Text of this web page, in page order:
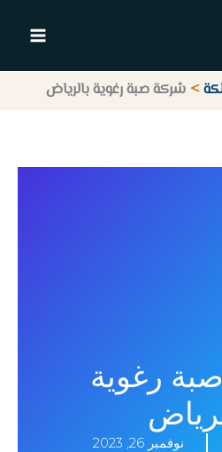
شركة صبة رغوية بالرياض
رغوية
نوفمبر 26, 2023